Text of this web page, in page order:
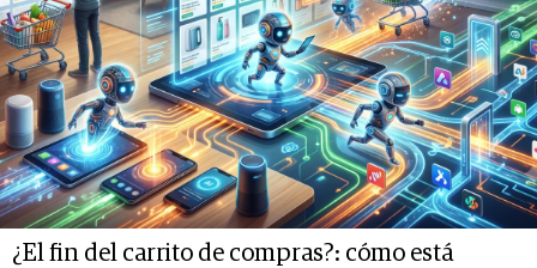
¿El fin del carrito de compras?: cómo está